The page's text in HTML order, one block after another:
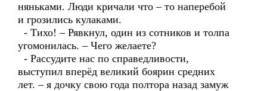
няньками. Люди кричали что – то наперебой
и грозились кулаками.
- Тихо! – Рявкнул, один из сотников и толпа
угомонилась. – Чего желаете?
- Рассудите нас по справедливости,
выступил вперёд великий боярин средних
лет. – я дочку свою года полтора назад замуж